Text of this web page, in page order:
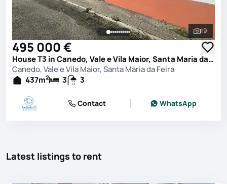
See all
19
495 000 €
House T3 in Canedo, Vale e Vila Maior, Santa Maria da Feira
Canedo, Vale e Vila Maior, Santa Maria da Feira
437m2 3 3
Contact WhatsApp
Latest listings to rent